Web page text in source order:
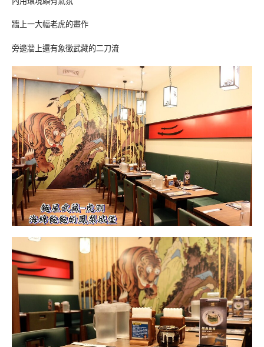
牆上一大幅老虎的畫作
旁邊牆上還有象徵武藏的二刀流